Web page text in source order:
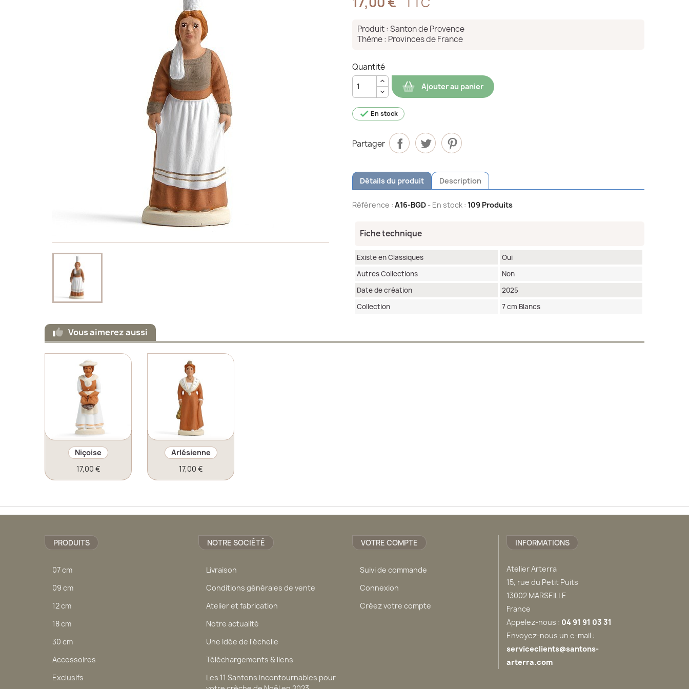
Produit : Santon de Provence
Thème : Provinces de France
Quantité
Ajouter au panier
 En stock
Partager
Détails du produit Description
Référence : A16-BGD - En stock : 109 Produits
Fiche technique
Existe en Classiques
Oui
Autres Collections
Non
Date de création
2025
Collection
7 cm Blancs
Vous aimerez aussi
Aperçu rapide
Niçoise
17,00 €
Aperçu rapide
Arlésienne
17,00 €
PRODUITS
07 cm
09 cm
12 cm
18 cm
30 cm
Accessoires
Exclusifs
NOTRE SOCIÉTÉ
Livraison
Conditions générales de vente
Atelier et fabrication
Notre actualité
Une idée de l'échelle
Téléchargements & liens
Les 11 Santons incontournables pour
VOTRE COMPTE
Suivi de commande
Connexion
Créez votre compte
INFORMATIONS
Atelier Arterra
15, rue du Petit Puits
13002 MARSEILLE
France
Appelez-nous : 04 91 91 03 31
Envoyez-nous un e-mail :
serviceclients@santons-
arterra.com